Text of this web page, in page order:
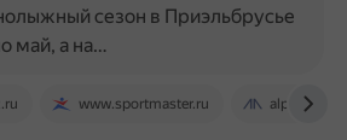
www.sportmaster.ru
сезон в Приэльбрусье
май, а на…